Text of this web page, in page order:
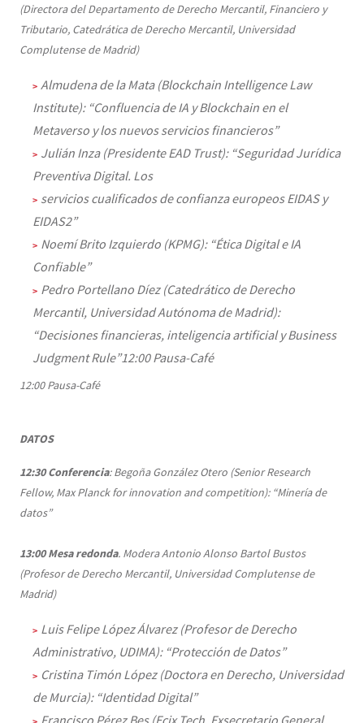
(Directora del Departamento de Derecho Mercantil, Financiero y
Tributario, Catedrática de Derecho Mercantil, Universidad
Complutense de Madrid)
Almudena de la Mata (Blockchain Intelligence Law
Institute): “Confluencia de IA y Blockchain en el
Metaverso y los nuevos servicios financieros”
Julián Inza (Presidente EAD Trust): “Seguridad Jurídica
Preventiva Digital. Los
servicios cualificados de confianza europeos EIDAS y
EIDAS2”
Noemí Brito Izquierdo (KPMG): “Ética Digital e IA
Confiable”
Pedro Portellano Díez (Catedrático de Derecho
Mercantil, Universidad Autónoma de Madrid):
“Decisiones financieras, inteligencia artificial y Business
Judgment Rule”12:00 Pausa-Café
12:00 Pausa-Café
DATOS
12:30 Conferencia: Begoña González Otero (Senior Research
Fellow, Max Planck for innovation and competition): “Minería de
datos”
13:00 Mesa redonda. Modera Antonio Alonso Bartol Bustos
(Profesor de Derecho Mercantil, Universidad Complutense de
Madrid)
Luis Felipe López Álvarez (Profesor de Derecho
Administrativo, UDIMA): “Protección de Datos”
Cristina Timón López (Doctora en Derecho, Universidad
de Murcia): “Identidad Digital”
Francisco Pérez Bes (Ecix Tech, Exsecretario General